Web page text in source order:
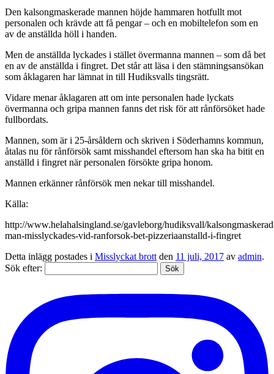
Den kalsongmaskerade mannen höjde hammaren hotfullt mot
personalen och krävde att få pengar – och en mobiltelefon som en
av de anställda höll i handen.
Men de anställda lyckades i stället övermanna mannen – som då bet
en av de anställda i fingret. Det står att läsa i den stämningsansökan
som åklagaren har lämnat in till Hudiksvalls tingsrätt.
Vidare menar åklagaren att om inte personalen hade lyckats
övermanna och gripa mannen fanns det risk för att rånförsöket hade
fullbordats.
Mannen, som är i 25-årsåldern och skriven i Söderhamns kommun,
åtalas nu för rånförsök samt misshandel eftersom han ska ha bitit en
anställd i fingret när personalen försökte gripa honom.
Mannen erkänner rånförsök men nekar till misshandel.
Källa:
http://www.helahalsingland.se/gavleborg/hudiksvall/
man-misslyckades-vid-ranforsok-bet-pizzeriaanstalld-i-fingret
Detta inlägg postades i Misslyckat brott den 11 juli, 2017 av admin.
Sök efter: